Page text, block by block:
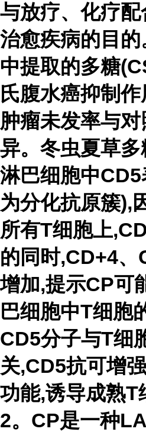
与放疗、化疗配
治愈疾病的目
中提取的多糖
氏腹水癌抑制
肿瘤未发率与
异。冬虫夏草
淋巴细胞中
为分化抗原簇),
所有T细胞上
的同时,CD+4、
增加,提示CP可
巴细胞中T细胞
CD5分子与T细
关,CD5抗可增
功能,诱导成熟T
2。CP是一种